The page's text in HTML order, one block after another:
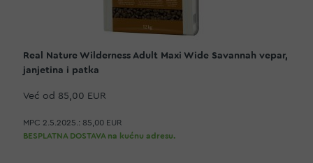
Real Nature Wilderness Adult Maxi Wide Savannah vepar,
janjetina i patka
Već od 85,00 EUR
MPC 2.5.2025.: 85,00 EUR
BESPLATNA DOSTAVA na kućnu adresu.